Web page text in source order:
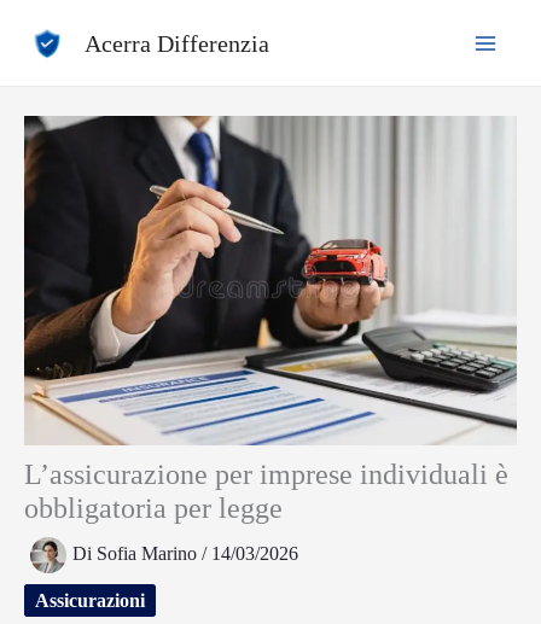
Acerra Differenzia
L’assicurazione per imprese individuali è
obbligatoria per legge
Di Sofia Marino / 14/03/2026
Assicurazioni